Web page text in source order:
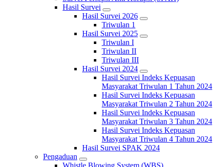
Hasil Survei
Hasil Survei 2026
Triwulan 1
Hasil Survei 2025
Triwulan I
Triwulan II
Triwulan III
Hasil Survei 2024
Hasil Survei Indeks Kepuasan
Masyarakat Triwulan 1 Tahun 2024
Hasil Survei Indeks Kepuasan
Masyarakat Triwulan 2 Tahun 2024
Hasil Survei Indeks Kepuasan
Masyarakat Triwulan 3 Tahun 2024
Hasil Survei Indeks Kepuasan
Masyarakat Triwulan 4 Tahun 2024
Hasil Survei SPAK 2024
Pengaduan
Whistle Blowing System (WBS)